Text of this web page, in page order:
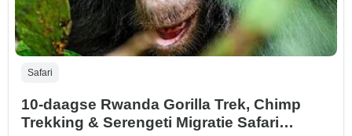
Safari
10-daagse Rwanda Gorilla Trek, Chimp
Trekking & Serengeti Migratie Safari